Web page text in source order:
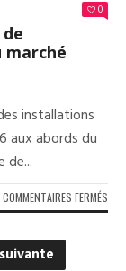
0
marché
installations
aux abords du
de...
COMMENTAIRES FERMÉS